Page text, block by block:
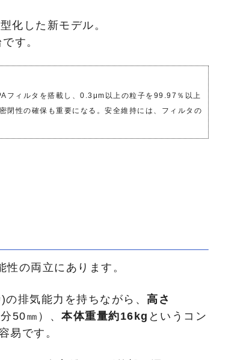
化した新モデル。
す。
フィルタを搭載し、 0.3μm以上の粒子を99.97％以上
性の確保も重要になる。 安全維持には、フィルタの
の両立にあります。
排気能力を持ちながら、 高さ
50㎜）、 本体重量約16kg というコン
易です。